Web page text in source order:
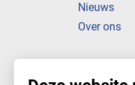
Nieuws
Over ons